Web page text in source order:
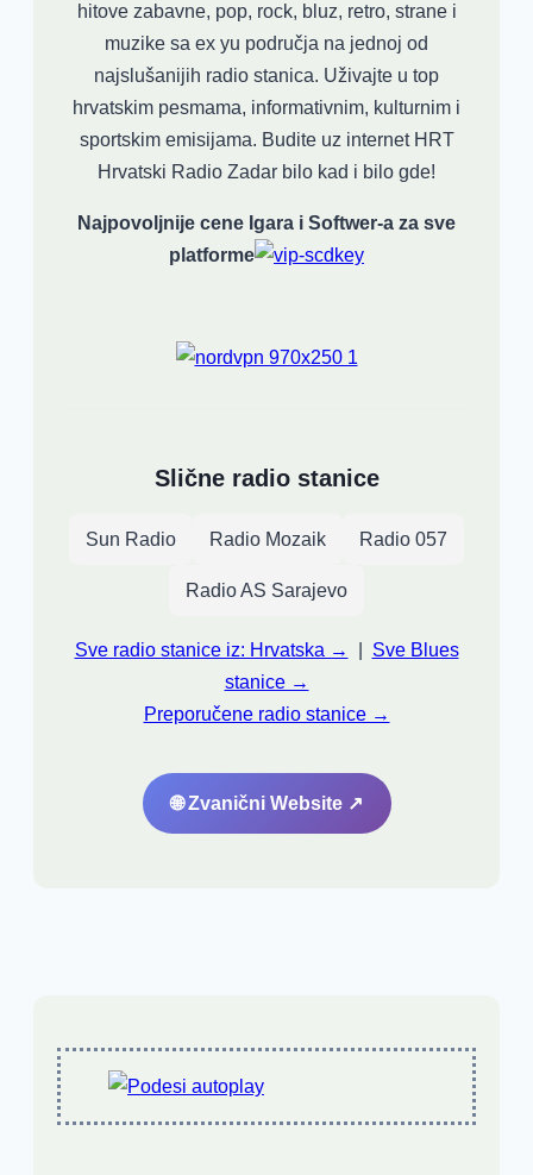
hitove zabavne, pop, rock, bluz, retro, strane i
muzike sa ex yu područja na jednoj od
najslušanijih radio stanica. Uživajte u top
hrvatskim pesmama, informativnim, kulturnim i
sportskim emisijama. Budite uz internet HRT
Hrvatski Radio Zadar bilo kad i bilo gde!
Najpovoljnije cene Igara i Softwer-a za sve
platforme
Slične radio stanice
Sun Radio Radio Mozaik Radio 057
Radio AS Sarajevo
Sve radio stanice iz: Hrvatska →
Sve Blues
stanice →
Preporučene radio stanice →
🌐 Zvanični Website ↗